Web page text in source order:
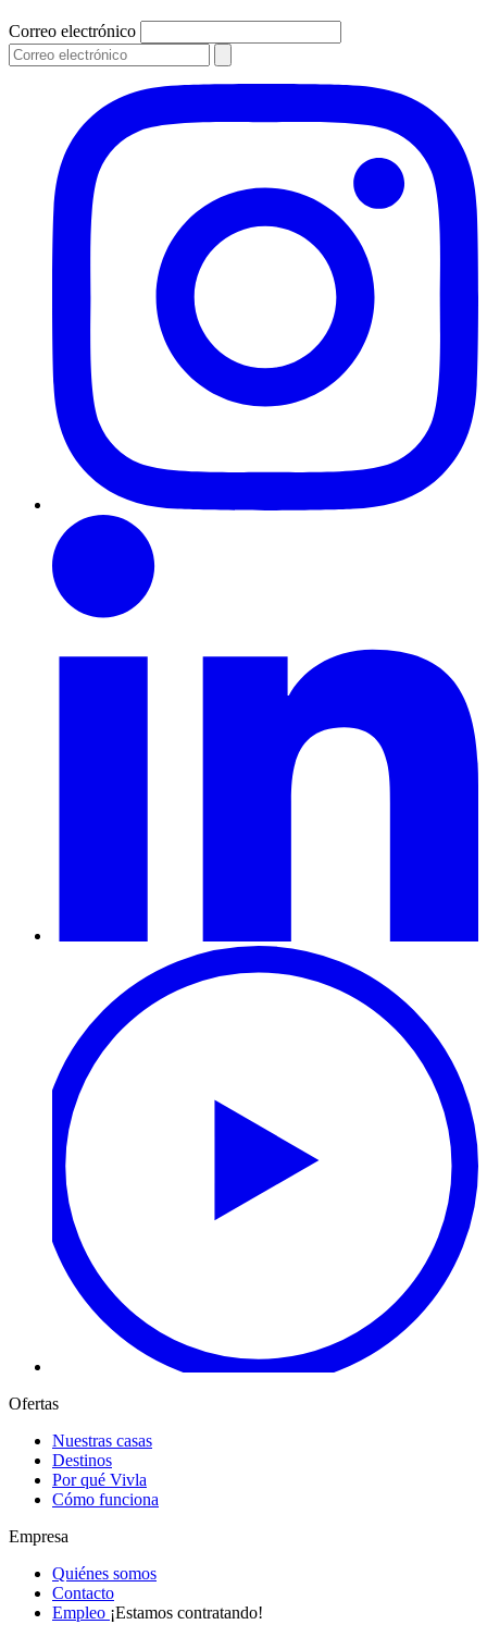
Correo electrónico
Ofertas
Nuestras casas
Destinos
Por qué Vivla
Cómo funciona
Empresa
Quiénes somos
Contacto
Empleo ¡Estamos contratando!